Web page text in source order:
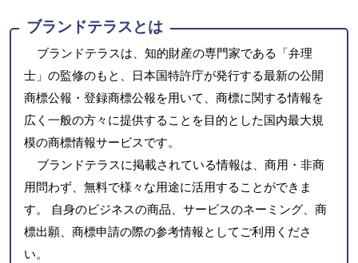
ブランドテラスとは
ブランドテラスは、知的財産の専門家である「弁理
士」の監修のもと、日本国特許庁が発行する最新の公開
商標公報・登録商標公報を用いて、商標に関する情報を
広く一般の方々に提供することを目的とした国内最大規
模の商標情報サービスです。
ブランドテラスに掲載されている情報は、商用・非商
用問わず、無料で様々な用途に活用することができま
す。 自身のビジネスの商品、サービスのネーミング、商
標出願、商標申請の際の参考情報としてご利用くださ
い。